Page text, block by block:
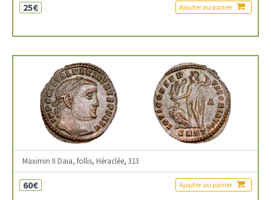
25€ Ajouter au panier
Maximin II Daia, follis, Héraclée, 313
60€ Ajouter au panier